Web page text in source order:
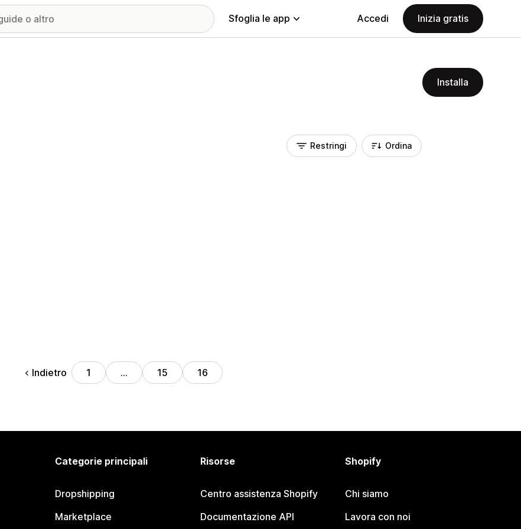
Sfoglia le app Accedi Inizia gratis
Installa
Restringi Ordina
Indietro 1 … 15 16
Categorie principali
Dropshipping
Marketplace
Risorse
Centro assistenza Shopify
Documentazione API
Shopify
Chi siamo
Lavora con noi